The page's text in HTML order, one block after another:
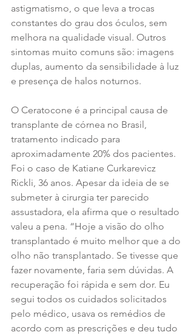
astigmatismo, o que leva a trocas
constantes do grau dos óculos, sem
melhora na qualidade visual. Outros
sintomas muito comuns são: imagens
duplas, aumento da sensibilidade à luz
e presença de halos noturnos.
O Ceratocone é a principal causa de
transplante de córnea no Brasil,
tratamento indicado para
aproximadamente 20% dos pacientes.
Foi o caso de Katiane Curkarevicz
Rickli, 36 anos. Apesar da ideia de se
submeter à cirurgia ter parecido
assustadora, ela afirma que o resultado
valeu a pena. “Hoje a visão do olho
transplantado é muito melhor que a do
olho não transplantado. Se tivesse que
fazer novamente, faria sem dúvidas. A
recuperação foi rápida e sem dor. Eu
segui todos os cuidados solicitados
pelo médico, usava os remédios de
acordo com as prescrições e deu tudo